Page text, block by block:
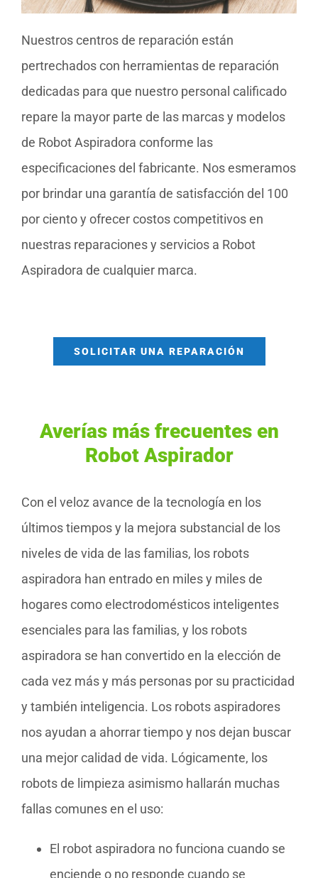
Nuestros centros de reparación están
pertrechados con herramientas de reparación
dedicadas para que nuestro personal calificado
repare la mayor parte de las marcas y modelos
de Robot Aspiradora conforme las
especificaciones del fabricante. Nos esmeramos
por brindar una garantía de satisfacción del 100
por ciento y ofrecer costos competitivos en
nuestras reparaciones y servicios a Robot
Aspiradora de cualquier marca.
SOLICITAR UNA REPARACIÓN
Averías más frecuentes en
Robot Aspirador
Con el veloz avance de la tecnología en los
últimos tiempos y la mejora substancial de los
niveles de vida de las familias, los robots
aspiradora han entrado en miles y miles de
hogares como electrodomésticos inteligentes
esenciales para las familias, y los robots
aspiradora se han convertido en la elección de
cada vez más y más personas por su practicidad
y también inteligencia. Los robots aspiradores
nos ayudan a ahorrar tiempo y nos dejan buscar
una mejor calidad de vida. Lógicamente, los
robots de limpieza asimismo hallarán muchas
fallas comunes en el uso:
El robot aspiradora no funciona cuando se
enciende o no responde cuando se